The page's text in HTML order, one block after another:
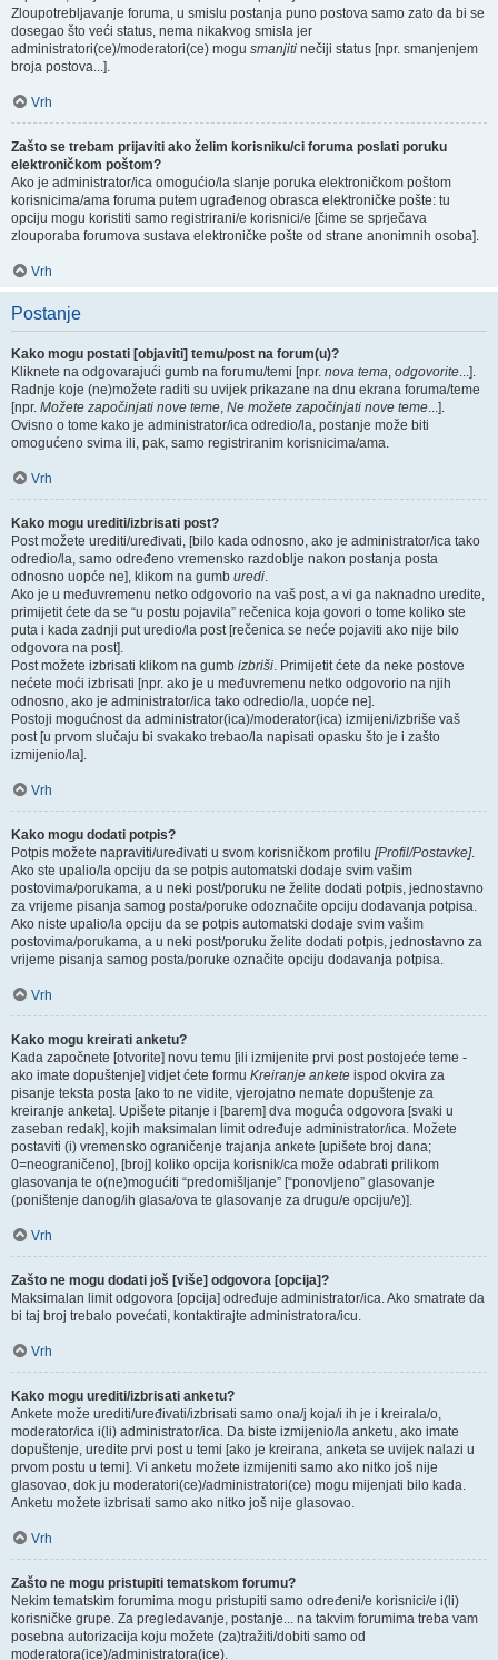
Zloupotrebljavanje foruma, u smislu postanja puno postova samo zato da bi se
dosegao što veći status, nema nikakvog smisla jer
administratori(ce)/moderatori(ce) mogu smanjiti nečiji status [npr. smanjenjem
broja postova...].
Vrh
Zašto se trebam prijaviti ako želim korisniku/ci foruma poslati poruku
elektroničkom poštom?
Ako je administrator/ica omogućio/la slanje poruka elektroničkom poštom
korisnicima/ama foruma putem ugrađenog obrasca elektroničke pošte: tu
opciju mogu koristiti samo registrirani/e korisnici/e [čime se sprječava
zlouporaba forumova sustava elektroničke pošte od strane anonimnih osoba].
Vrh
Postanje
Kako mogu postati [objaviti] temu/post na forum(u)?
Kliknete na odgovarajući gumb na forumu/temi [npr. nova tema, odgovorite...].
Radnje koje (ne)možete raditi su uvijek prikazane na dnu ekrana foruma/teme
[npr. Možete započinjati nove teme, Ne možete započinjati nove teme...].
Ovisno o tome kako je administrator/ica odredio/la, postanje može biti
omogućeno svima ili, pak, samo registriranim korisnicima/ama.
Vrh
Kako mogu urediti/izbrisati post?
Post možete urediti/uređivati, [bilo kada odnosno, ako je administrator/ica tako
odredio/la, samo određeno vremensko razdoblje nakon postanja posta
odnosno uopće ne], klikom na gumb uredi.
Ako je u međuvremenu netko odgovorio na vaš post, a vi ga naknadno uredite,
primijetit ćete da se “u postu pojavila” rečenica koja govori o tome koliko ste
puta i kada zadnji put uredio/la post [rečenica se neće pojaviti ako nije bilo
odgovora na post].
Post možete izbrisati klikom na gumb izbriši. Primijetit ćete da neke postove
nećete moći izbrisati [npr. ako je u međuvremenu netko odgovorio na njih
odnosno, ako je administrator/ica tako odredio/la, uopće ne].
Postoji mogućnost da administrator(ica)/moderator(ica) izmijeni/izbriše vaš
post [u prvom slučaju bi svakako trebao/la napisati opasku što je i zašto
izmijenio/la].
Vrh
Kako mogu dodati potpis?
Potpis možete napraviti/uređivati u svom korisničkom profilu [Profil/Postavke].
Ako ste upalio/la opciju da se potpis automatski dodaje svim vašim
postovima/porukama, a u neki post/poruku ne želite dodati potpis, jednostavno
za vrijeme pisanja samog posta/poruke odoznačite opciju dodavanja potpisa.
Ako niste upalio/la opciju da se potpis automatski dodaje svim vašim
postovima/porukama, a u neki post/poruku želite dodati potpis, jednostavno za
vrijeme pisanja samog posta/poruke označite opciju dodavanja potpisa.
Vrh
Kako mogu kreirati anketu?
Kada započnete [otvorite] novu temu [ili izmijenite prvi post postojeće teme -
ako imate dopuštenje] vidjet ćete formu Kreiranje ankete ispod okvira za
pisanje teksta posta [ako to ne vidite, vjerojatno nemate dopuštenje za
kreiranje anketa]. Upišete pitanje i [barem] dva moguća odgovora [svaki u
zaseban redak], kojih maksimalan limit određuje administrator/ica. Možete
postaviti (i) vremensko ograničenje trajanja ankete [upišete broj dana;
0=neograničeno], [broj] koliko opcija korisnik/ca može odabrati prilikom
glasovanja te o(ne)mogućiti “predomišljanje” [“ponovljeno” glasovanje
(poništenje danog/ih glasa/ova te glasovanje za drugu/e opciju/e)].
Vrh
Zašto ne mogu dodati još [više] odgovora [opcija]?
Maksimalan limit odgovora [opcija] određuje administrator/ica. Ako smatrate da
bi taj broj trebalo povećati, kontaktirajte administratora/icu.
Vrh
Kako mogu urediti/izbrisati anketu?
Ankete može urediti/uređivati/izbrisati samo ona/j koja/i ih je i kreirala/o,
moderator/ica i(li) administrator/ica. Da biste izmijenio/la anketu, ako imate
dopuštenje, uredite prvi post u temi [ako je kreirana, anketa se uvijek nalazi u
prvom postu u temi]. Vi anketu možete izmijeniti samo ako nitko još nije
glasovao, dok ju moderatori(ce)/administratori(ce) mogu mijenjati bilo kada.
Anketu možete izbrisati samo ako nitko još nije glasovao.
Vrh
Zašto ne mogu pristupiti tematskom forumu?
Nekim tematskim forumima mogu pristupiti samo određeni/e korisnici/e i(li)
korisničke grupe. Za pregledavanje, postanje... na takvim forumima treba vam
posebna autorizacija koju možete (za)tražiti/dobiti samo od
moderatora(ice)/administratora(ice).